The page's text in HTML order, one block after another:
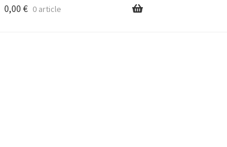
0,00 € 0 article